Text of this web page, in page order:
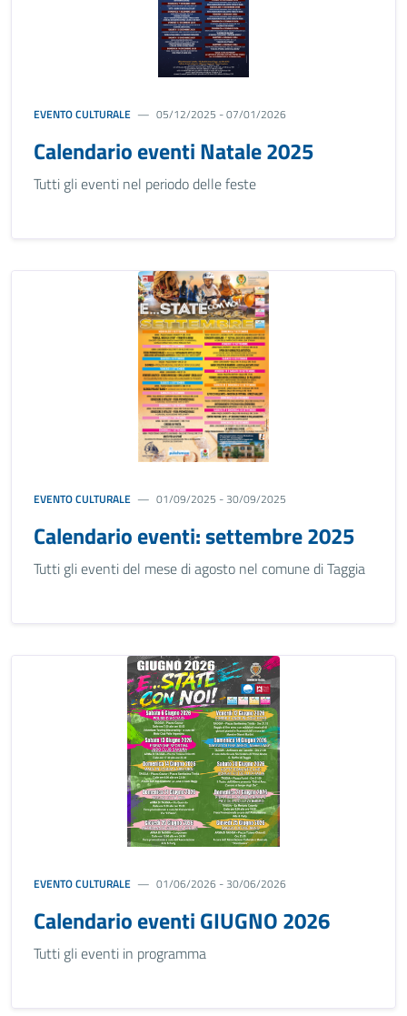
EVENTO CULTURALE 05/12/2025 - 07/01/2026
Calendario eventi Natale 2025
Tutti gli eventi nel periodo delle feste
EVENTO CULTURALE 01/09/2025 - 30/09/2025
Calendario eventi: settembre 2025
Tutti gli eventi del mese di agosto nel comune di Taggia
EVENTO CULTURALE 01/06/2026 - 30/06/2026
Calendario eventi GIUGNO 2026
Tutti gli eventi in programma